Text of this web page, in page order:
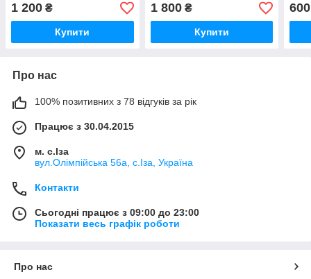
1 200 ₴
Купити
1 800₴
Купити
600
Про нас
100% позитивних з 78 відгуків за рік
Працює з 30.04.2015
м. с.Іза
вул.Олімпійська 56а, с.Іза, Україна
Контакти
Сьогодні працює з 09:00 до 23:00
Показати весь графік роботи
Про нас